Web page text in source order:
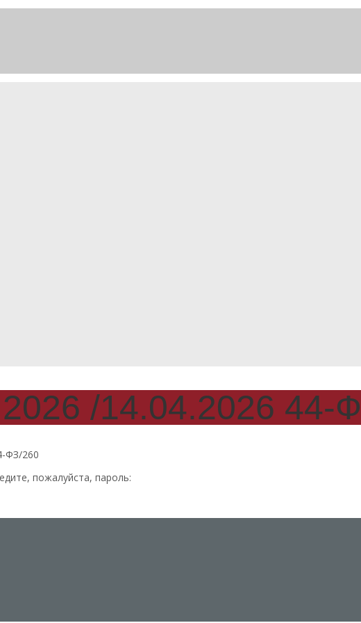
/14.04.2026 44-
ФЗ/260
пожалуйста, пароль: